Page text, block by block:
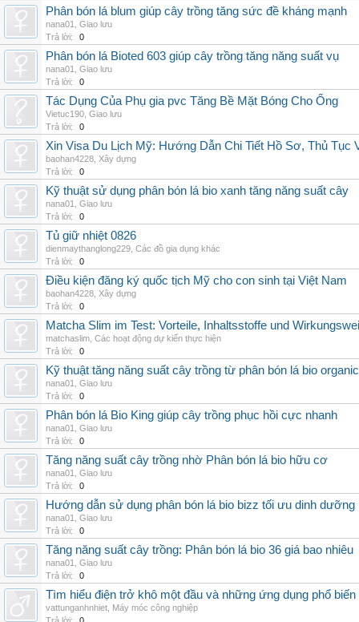
Phân bón lá blum giúp cây trồng tăng sức đề kháng mạnh
nana01
Giao lưu
Trả lời:
0
Phân bón lá Bioted 603 giúp cây trồng tăng năng suất vụ
nana01
Giao lưu
Trả lời:
0
Tác Dụng Của Phụ gia pvc Tăng Bề Mặt Bóng Cho Ống
Vietuc190 Giao lưu
Trả lời:
0
Xin Visa Du Lịch Mỹ: Hướng Dẫn Chi Tiết Hồ Sơ, Thủ Tục
baohan4228 Xây dựng
Trả lời:
0
Kỹ thuật sử dụng phân bón lá bio xanh tăng năng suất cây
nana01
Giao lưu
Trả lời:
0
Tủ giữ nhiệt 0826
dienmaythanglong229 Các đồ gia dụng khác
Trả lời:
0
Điều kiện đăng ký quốc tịch Mỹ cho con sinh tại Việt Nam
baohan4228 Xây dựng
Trả lời:
0
Matcha Slim im Test: Vorteile, Inhaltsstoffe und
matchaslim Các hoạt động dự kiến thực hiện
Trả lời:
0
Kỹ thuật tăng năng suất cây trồng từ phân bón lá bio organic
nana01
Giao lưu
Trả lời:
0
Phân bón lá Bio King giúp cây trồng phục hồi cực nhanh
nana01
Giao lưu
Trả lời:
0
Tăng năng suất cây trồng nhờ Phân bón lá bio hữu cơ
nana01
Giao lưu
Trả lời:
0
Hướng dẫn sử dụng phân bón lá bio bizz tối ưu dinh dưỡng
nana01
Giao lưu
Trả lời:
0
Tăng năng suất cây trồng: Phân bón lá bio 36 giá bao nhiêu
nana01
Giao lưu
Trả lời:
0
Tìm hiểu điện trở khô một đầu và những ứng dụng phổ
vattunganhnhiet Máy móc công nghiệp